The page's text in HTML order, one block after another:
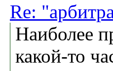
Re:
Наиболее
какой-то